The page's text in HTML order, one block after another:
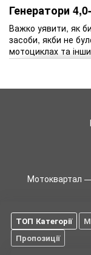
Генератори
Важко уявити, як
засоби, якби не
мотоциклах та
джерела
електричним
запуску двигуна в
надалі
споживачів.
можливим
стабільне
займанням
функціонування
Призначення
Вчені,
зробити переносне
Мотоквартал —
ТОП Категорії
Пропозиції